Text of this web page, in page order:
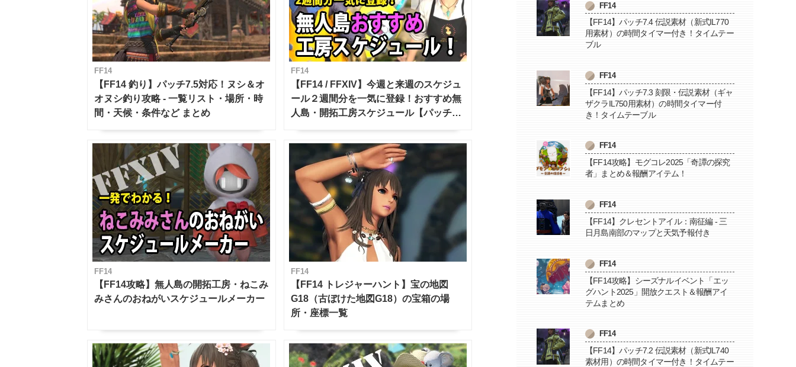
FF14
【FF14 釣り】パッチ7.5対応！ヌシ＆オ
オヌシ釣り攻略 - 一覧リスト・場所・時
間・天候・条件など まとめ
FF14
【FF14 / FFXIV】今週と来週のスケジュ
ール２週間分を一気に登録！おすすめ無
人島・開拓工房スケジュール【パッチ7.x
FF14
【FF14攻略】無人島の開拓工房・ねこみ
みさんのおねがいスケジュールメーカー
FF14
【FF14 トレジャーハント】宝の地図
G18（古ぼけた地図G18）の宝箱の場
所・座標一覧
FF14
【FF14】パッチ7.4 伝説素材（新式IL770
用素材）の時間タイマー付き！タイムテー
ブル
FF14
【FF14】パッチ7.3 刻限・伝説素材（ギャ
ザクラIL750用素材）の時間タイマー付
き！タイムテーブル
FF14
【FF14攻略】モグコレ2025「奇譚の探究
者」まとめ＆報酬アイテム！
FF14
【FF14】クレセントアイル：南征編 - 三
日月島南部のマップと天気予報付き
FF14
【FF14攻略】シーズナルイベント「エッ
グハント2025」開放クエスト＆報酬アイ
テムまとめ
FF14
【FF14】パッチ7.2 伝説素材（新式IL740
素材用）の時間タイマー付き！タイムテー